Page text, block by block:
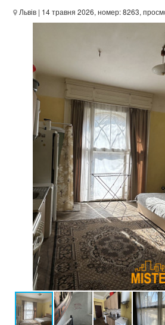
Львів | 14 травня 2026, номер: 8263,